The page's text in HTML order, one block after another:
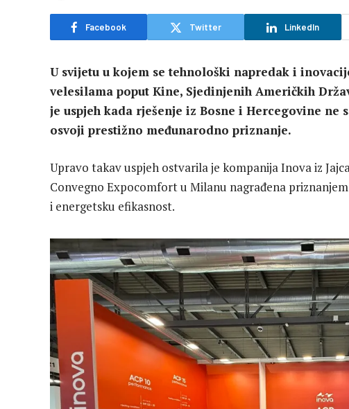
Facebook Twitter LinkedIn
U svijetu u kojem se tehnološki napredak i
velesilama poput Kine, Sjedinjenih Američkih
je uspjeh kada rješenje iz Bosne i Hercegovine
osvoji prestižno međunarodno priznanje.
Upravo takav uspjeh ostvarila je kompanija Inova iz
Convegno Expocomfort u Milanu nagrađena
i energetsku efikasnost.